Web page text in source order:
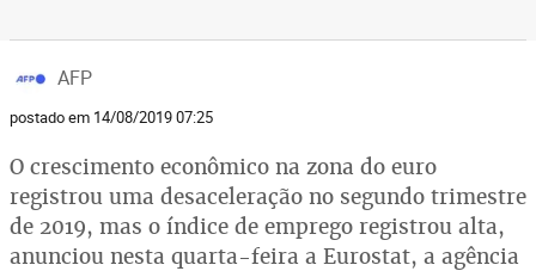
AFP
postado em 14/08/2019 07:25
O crescimento econômico na zona do euro
registrou uma desaceleração no segundo trimestre
de 2019, mas o índice de emprego registrou alta,
anunciou nesta quarta-feira a Eurostat, a agência